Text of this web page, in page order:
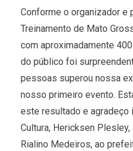
Conforme o organizador e
Treinamento de Mato
com aproximadamente
do público foi
pessoas superou nossa
nosso primeiro evento.
este resultado e agradeço
Cultura, Hericksen
Rialino Medeiros, ao